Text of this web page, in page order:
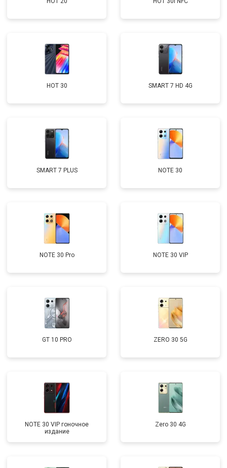
HOT 30 SMART 7 HD 4G
SMART 7 PLUS NOTE 30
NOTE 30 Pro NOTE 30 VIP
GT 10 PRO ZERO 30 5G
NOTE 30 VIP гоночное
издание
Zero 30 4G